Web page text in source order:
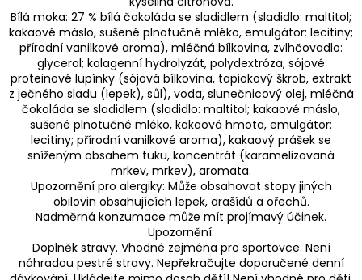
Bílá moka: 27 % bílá čokoláda se sladidlem (sladidlo: maltitol;
kakaové máslo, sušené plnotučné mléko, emulgátor: lecitiny;
přírodní vanilkové aroma), mléčná bílkovina, zvlhčovadlo:
glycerol; kolagenní hydrolyzát, polydextróza, sójové
proteinové lupínky (sójová bílkovina, tapiokový škrob, extrakt
z ječného sladu (lepek), sůl), voda, slunečnicový olej, mléčná
čokoláda se sladidlem (sladidlo: maltitol; kakaové máslo,
sušené plnotučné mléko, kakaová hmota, emulgátor:
lecitiny; přírodní vanilkové aroma), kakaový prášek se
sníženým obsahem tuku, koncentrát (karamelizovaná
mrkev, mrkev), aromata.
Upozornění pro alergiky: Může obsahovat stopy jiných
obilovin obsahujících lepek, arašídů a ořechů.
Nadměrná konzumace může mít projímavý účinek.
Upozornění:
Doplněk stravy. Vhodné zejména pro sportovce. Není
náhradou pestré stravy. Nepřekračujte doporučené denní